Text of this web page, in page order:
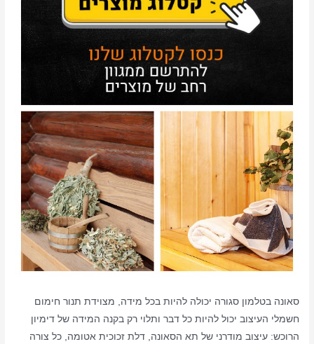
סאונה בטלמון סגורה יכולה להיות בכל מידה, מצוידת תנור חימום
חשמלי העיצוב יכול להיות כל דבר ותלוי רק בקנה המידה של דימיון
הרוכש: עיצוב מודרני של תא הסאונה, דלת זכוכית אטומה, כל צורה